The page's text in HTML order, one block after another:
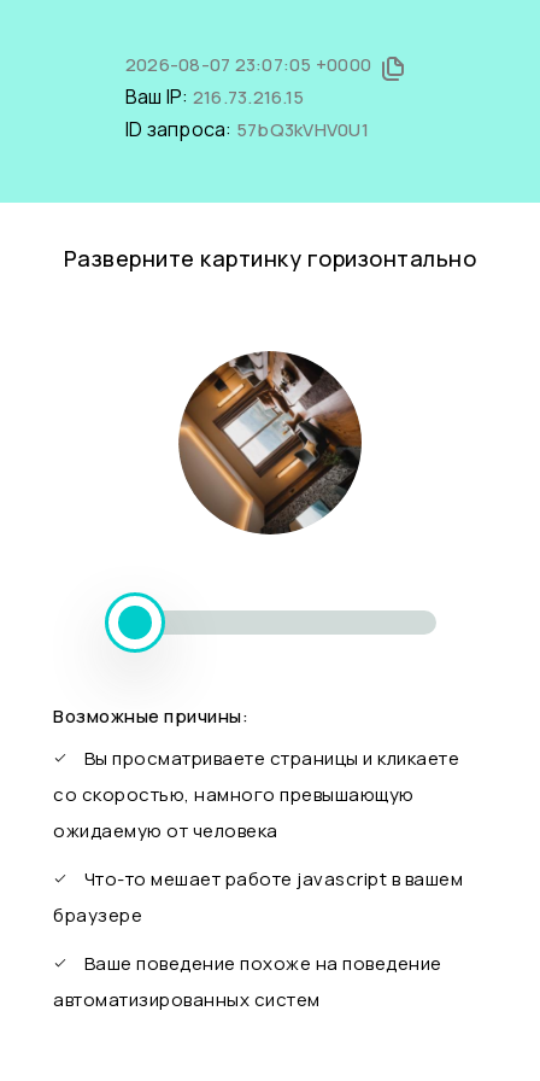
2026-08-07 23:07:05 +0000
Ваш IP: 216.73.216.15
ID запроса: 57bQ3kVHV0U1
Разверните картинку горизонтально
Возможные причины:
Вы просматриваете страницы и кликаете
со скоростью, намного превышающую
ожидаемую от человека
Что-то мешает работе javascript в вашем
браузере
Ваше поведение похоже на поведение
автоматизированных систем